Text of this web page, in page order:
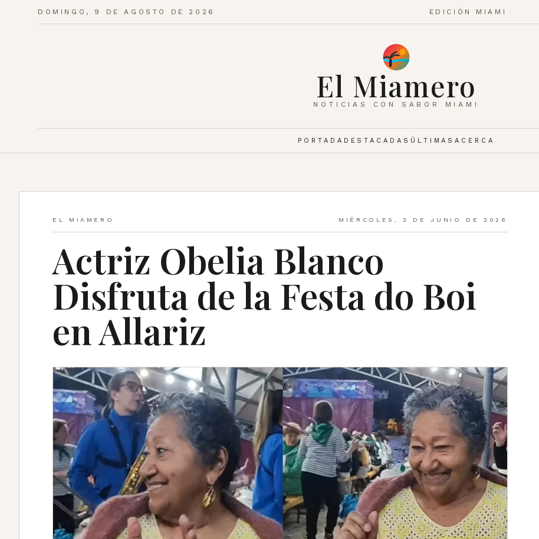
DOMINGO, 9 DE AGOSTO DE 2026 EDICIÓN MIAMI
El Miamero
NOTICIAS CON SABOR MIAMI
PORTADA DESTACADAS ÚLTIMASACERCA
EL MIAMERO MIÉRCOLES, 3 DE JUNIO DE 2026
Actriz Obelia Blanco
Disfruta de la Festa do Boi
en Allariz